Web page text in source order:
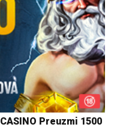
Preuzmi 1500